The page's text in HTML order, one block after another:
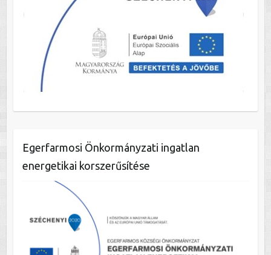
Egerfarmosi Önkormányzati ingatlan
energetikai korszerűsítése